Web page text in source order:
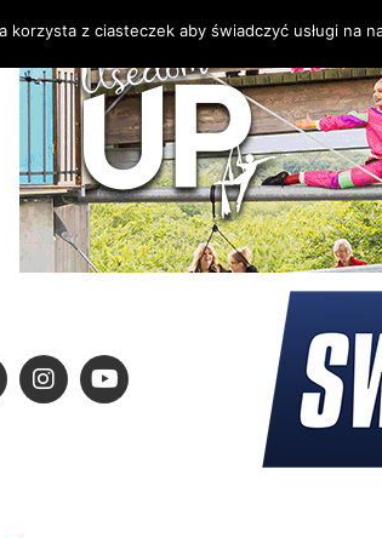
korzysta z ciasteczek aby świadczyć usługi na